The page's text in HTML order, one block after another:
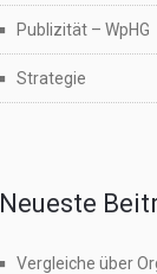
Publizität – WpHG
Strategie
Neueste
Vergleiche über